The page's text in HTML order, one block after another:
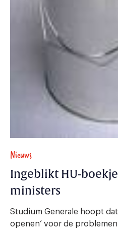
Nieuws
Ingeblikt HU-
ministers
Studium Generale hoopt
openen’ voor de